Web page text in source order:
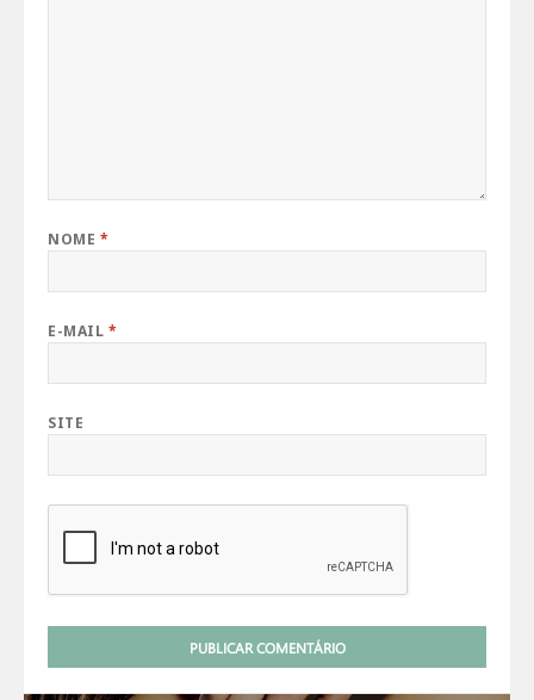
NOME *
E-MAIL *
SITE